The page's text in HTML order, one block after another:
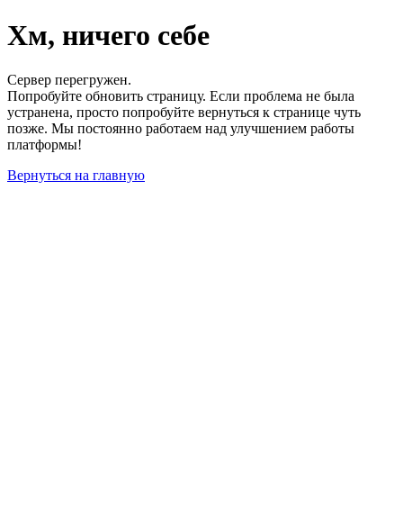
Хм, ничего себе
Сервер перегружен.
Попробуйте обновить страницу. Если проблема не была
устранена, просто попробуйте вернуться к странице чуть
позже. Мы постоянно работаем над улучшением работы
платформы!
Вернуться на главную